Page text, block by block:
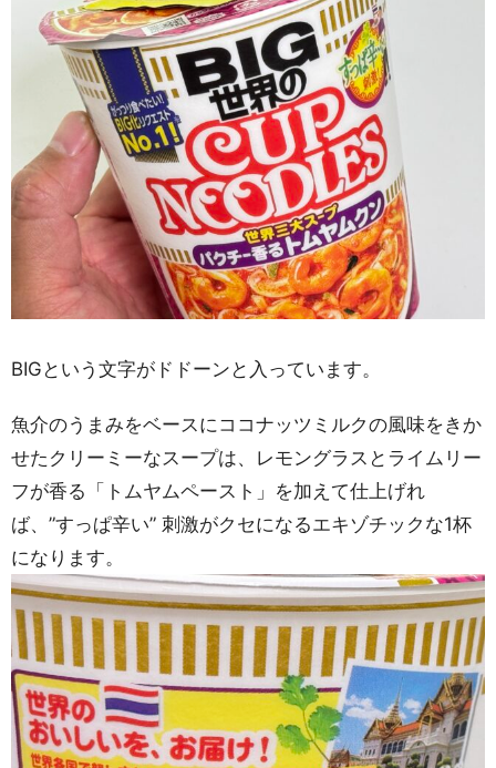
BIGという文字がドドーンと入っています。
魚介のうまみをベースにココナッツミルクの風味をきか
せたクリーミーなスープは、レモングラスとライムリー
フが香る「トムヤムペースト」を加えて仕上げれ
ば、”すっぱ辛い” 刺激がクセになるエキゾチックな1杯
になります。